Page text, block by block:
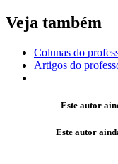
Veja também
Colunas do
Artigos do
Este autor
Este autor